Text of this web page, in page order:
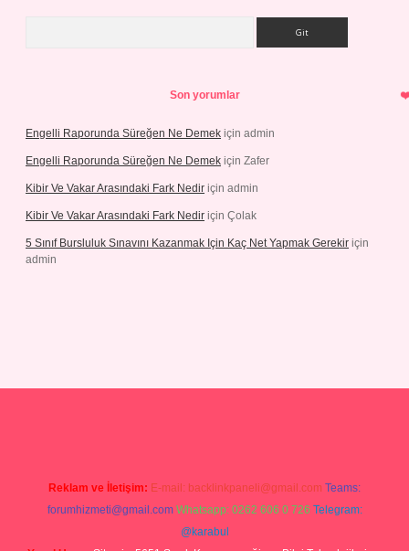
Son yorumlar
Engelli Raporunda Süreğen Ne Demek için admin
Engelli Raporunda Süreğen Ne Demek için Zafer
Kibir Ve Vakar Arasındaki Fark Nedir için admin
Kibir Ve Vakar Arasındaki Fark Nedir için Çolak
5 Sınıf Bursluluk Sınavını Kazanmak Için Kaç Net Yapmak Gerekir için
admin
Reklam ve İletişim: E-mail: backlinkpaneli@gmail.com Teams:
forumhizmeti@gmail.com Whatsapp: 0262 606 0 726 Telegram:
@karabul